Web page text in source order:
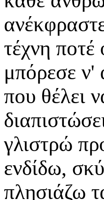
τέχνη ποτέ
μπόρεσε ν'
που θέλει
γλιστρώ
ενδίδω,
πλησιάζω